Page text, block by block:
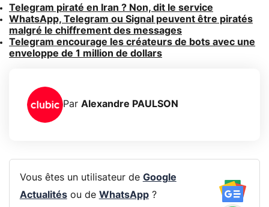
Telegram piraté en Iran ? Non, dit le service
WhatsApp, Telegram ou Signal peuvent être piratés
malgré le chiffrement des messages
Telegram encourage les créateurs de bots avec une
enveloppe de 1 million de dollars
Par Alexandre PAULSON
Vous êtes un utilisateur de Google
Actualitésou de WhatsApp?